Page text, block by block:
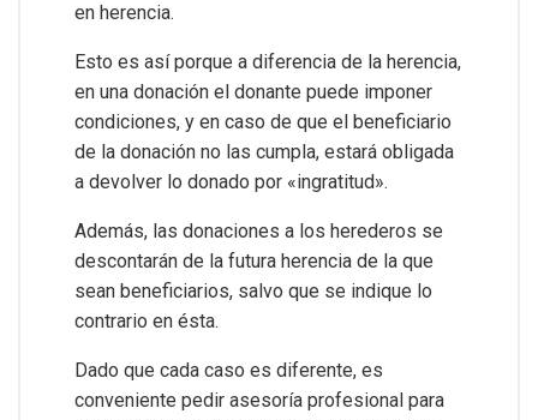
en herencia.
Esto es así porque a diferencia de la herencia,
en una donación el donante puede imponer
condiciones, y en caso de que el beneficiario
de la donación no las cumpla, estará obligada
a devolver lo donado por «ingratitud».
Además, las donaciones a los herederos se
descontarán de la futura herencia de la que
sean beneficiarios, salvo que se indique lo
contrario en ésta.
Dado que cada caso es diferente, es
conveniente pedir asesoría profesional para